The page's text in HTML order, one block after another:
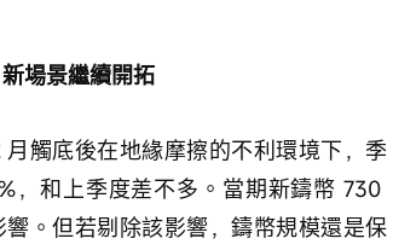
場景繼續開拓
月觸底後在地緣摩擦的不利環境下，季
，和上季度差不多。當期新鑄幣 730
。但若剔除該影響，鑄幣規模還是保